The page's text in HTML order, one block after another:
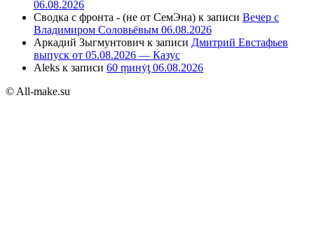
06.08.2026
Сводка с фронта - (не от СемЭна) к записи Вечер с
Владимиром Соловьёвым 06.08.2026
Аркадий Зыгмунтович к записи Дмитрий Евстафьев
выпуск от 05.08.2026 — Казус
Aleks к записи 60 ṃинẏƫ 06.08.2026
© All-make.su